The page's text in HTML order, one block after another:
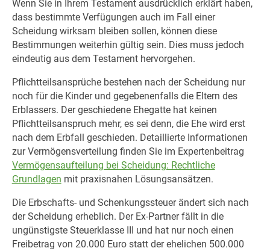
Wenn Sie in Ihrem Testament ausdrücklich erklärt haben,
dass bestimmte Verfügungen auch im Fall einer
Scheidung wirksam bleiben sollen, können diese
Bestimmungen weiterhin gültig sein. Dies muss jedoch
eindeutig aus dem Testament hervorgehen.
Pflichtteilsansprüche bestehen nach der Scheidung nur
noch für die Kinder und gegebenenfalls die Eltern des
Erblassers. Der geschiedene Ehegatte hat keinen
Pflichtteilsanspruch mehr, es sei denn, die Ehe wird erst
nach dem Erbfall geschieden. Detaillierte Informationen
zur Vermögensverteilung finden Sie im Expertenbeitrag
Vermögensaufteilung bei Scheidung: Rechtliche
Grundlagen mit praxisnahen Lösungsansätzen.
Die Erbschafts- und Schenkungssteuer ändert sich nach
der Scheidung erheblich. Der Ex-Partner fällt in die
ungünstigste Steuerklasse III und hat nur noch einen
Freibetrag von 20.000 Euro statt der ehelichen 500.000